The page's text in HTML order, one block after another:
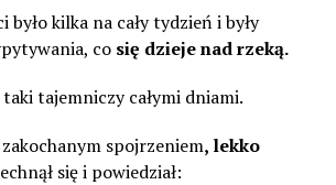
było kilka na cały tydzień i były
co się dzieje nad rzeką.
tajemniczy całymi dniami.
spojrzeniem, lekko
się i powiedział: